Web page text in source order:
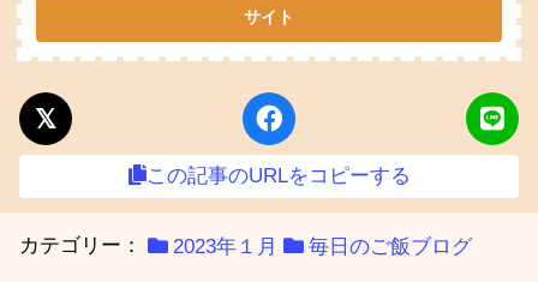
この記事のURLをコピーする
カテゴリー： 2023年１月 毎日のご飯ブログ